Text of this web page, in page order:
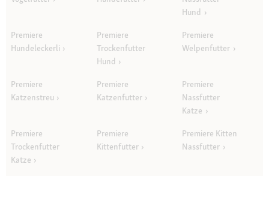
Hund
Premiere
Hundeleckerli
Premiere
Trockenfutter
Hund
Premiere
Welpenfutter
Premiere
Katzenstreu
Premiere
Katzenfutter
Premiere
Nassfutter
Katze
Premiere
Trockenfutter
Katze
Premiere
Kittenfutter
Premiere Kitten
Nassfutter